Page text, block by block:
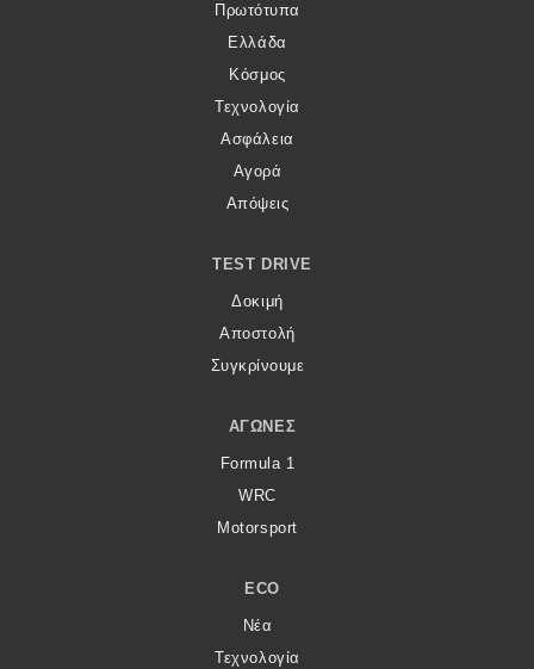
Πρωτότυπα
Ελλάδα
Κόσμος
Τεχνολογία
Ασφάλεια
Αγορά
Απόψεις
TEST DRIVE
Δοκιμή
Αποστολή
Συγκρίνουμε
ΑΓΏΝΕΣ
Formula 1
WRC
Motorsport
ECO
Νέα
Τεχνολογία